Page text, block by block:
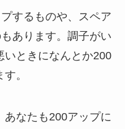
するものや、スペア
あります。調子がい
いときになんとか200
。
あなたも200アップに